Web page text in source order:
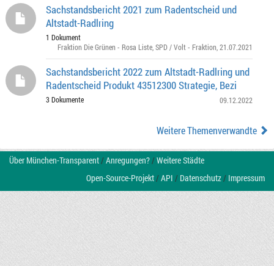
Sachstandsbericht 2021 zum Radentscheid und
Altstadt-Radlring
1 Dokument
Fraktion Die Grünen - Rosa Liste SPD / Volt - Fraktion , 21.07.2021
Sachstandsbericht 2022 zum Altstadt-Radlring und
Radentscheid Produkt 43512300 Strategie, Bezi
3 Dokumente 09.12.2022
Weitere Themenverwandte
Über München-Transparent/Anregungen?/Weitere Städte
Open-Source-Projekt/API / Datenschutz/ Impressum